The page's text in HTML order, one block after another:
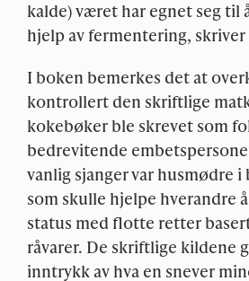
kalde) været har egnet seg til
hjelp av fermentering, skriver
I boken bemerkes det at
kontrollert den skriftlige
kokebøker ble skrevet som
bedrevitende
vanlig sjanger var husmødre
som skulle hjelpe hverandre
status med flotte retter
råvarer. De skriftlige kildene
inntrykk av hva en snever